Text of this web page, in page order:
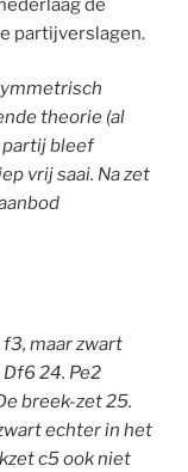
de
partijverslagen.
theorie (al
partij bleef
vrij saai. Na zet
maar zwart
24. Pe2
breek-zet 25.
echter in het
c5 ook niet